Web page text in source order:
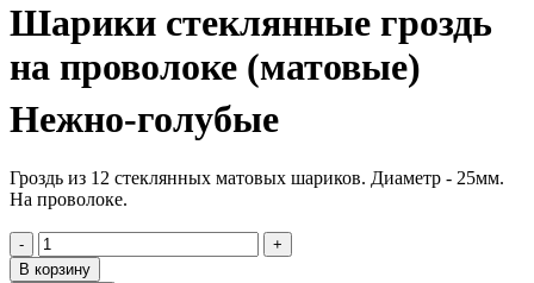
Шарики стеклянные гроздь
на проволоке (матовые)
Нежно-голубые
Гроздь из 12 стеклянных матовых шариков. Диаметр - 25мм.
На проволоке.
-
+
В корзину